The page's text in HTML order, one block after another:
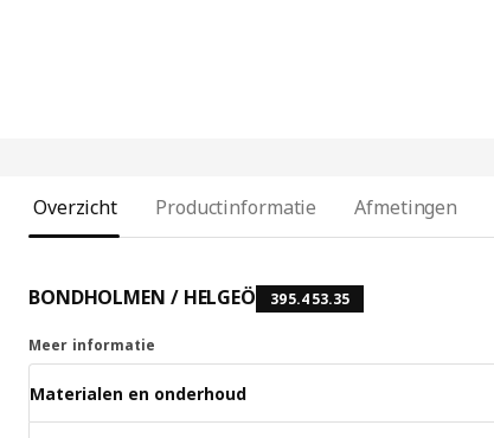
Overzicht Productinformatie Afmetingen
BONDHOLMEN / HELGEÖ 395.453.35
Meer informatie
Materialen en onderhoud